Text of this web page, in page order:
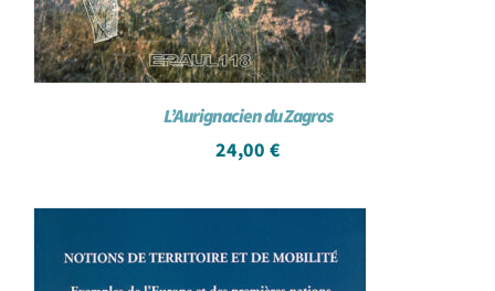
L’Aurignacien du Zagros
24,00 €